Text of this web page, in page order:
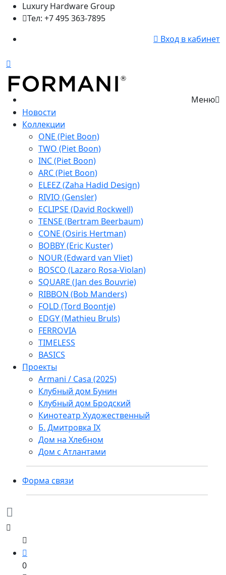
Luxury Hardware Group
Тел: +7 495 363-7895
Вход в кабинет
Меню
Новости
Коллекции
ONE (Piet Boon)
TWO (Piet Boon)
INC (Piet Boon)
ARC (Piet Boon)
ELEEZ (Zaha Hadid Design)
RIVIO (Gensler)
ECLIPSE (David Rockwell)
TENSE (Bertram Beerbaum)
CONE (Osiris Hertman)
BOBBY (Eric Kuster)
NOUR (Edward van Vliet)
BOSCO (Lazaro Rosa-Violan)
SQUARE (Jan des Bouvrie)
RIBBON (Bob Manders)
FOLD (Tord Boontje)
EDGY (Mathieu Bruls)
FERROVIA
TIMELESS
BASICS
Проекты
Armani / Casa (2025)
Клубный дом Бунин
Клубный дом Бродский
Кинотеатр Художественный
Б. Дмитровка IX
Дом на Хлебном
Дом с Атлантами
Форма связи
0